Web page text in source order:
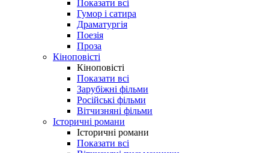
Показати всі
Гумор і сатира
Драматургія
Поезія
Проза
Кіноповісті
Кіноповісті
Показати всі
Зарубіжні фільми
Російські фільми
Вітчизняні фільми
Історичні романи
Історичні романи
Показати всі